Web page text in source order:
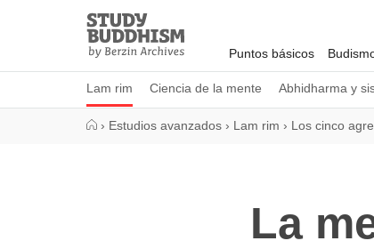
Study
Buddhism
Home
Puntos básicos
Lam rim Ciencia de la mente Abhidharma y
› Estudios avanzados › Lam rim › Los cinco
La